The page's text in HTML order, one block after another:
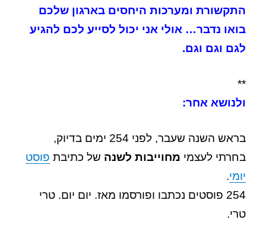
התקשורת ומערכות היחסים בארגון שלכם
בואו נדבר… אולי אני יכול לסייע לכם להגיע
לגם וגם וגם.
**
ולנושא אחר:
בראש השנה שעבר, לפני 254 ימים בדיוק,
בחרתי לעצמי מחוייבות לשנה של כתיבת פוסט
יומי.
254 פוסטים נכתבו ופורסמו מאז.
יום יום. טרי
טרי.